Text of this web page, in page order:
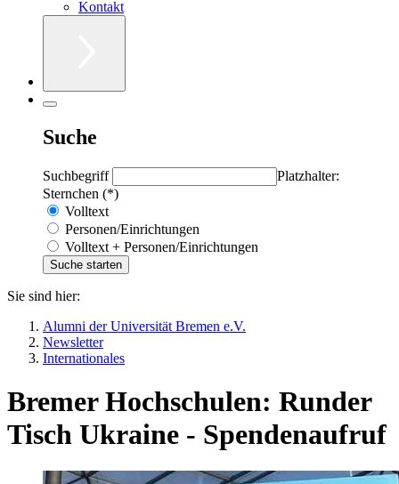
Kontakt
Suche
Suchbegriff
Platzhalter:
Sternchen (*)
Volltext
Personen/Einrichtungen
Volltext + Personen/Einrichtungen
Sie sind hier:
Alumni der Universität Bremen e.V.
Newsletter
Internationales
Bremer Hochschulen: Runder
Tisch Ukraine - Spendenaufruf